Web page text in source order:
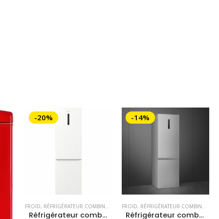
-20%
FROID, RÉFRIGÉRATEUR COMBINÉ , RÉFRIGÉRATEURS,SMEG
Réfrigérateur combiné SMEG blanc
-14%
FROID, RÉFRIGÉRATEUR COMBINÉ ,
Réfrigérateur combiné SMEG